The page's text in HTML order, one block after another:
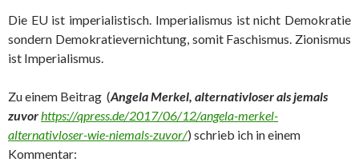
Die EU ist imperialistisch. Imperialismus ist nicht Demokratie
sondern Demokratievernichtung, somit Faschismus. Zionismus
ist Imperialismus.
Zu einem Beitrag (Angela Merkel, alternativloser als jemals
zuvorhttps://qpress.de/2017/06/12/angela-merkel-
alternativloser-wie-niemals-zuvor/) schrieb ich in einem
Kommentar: